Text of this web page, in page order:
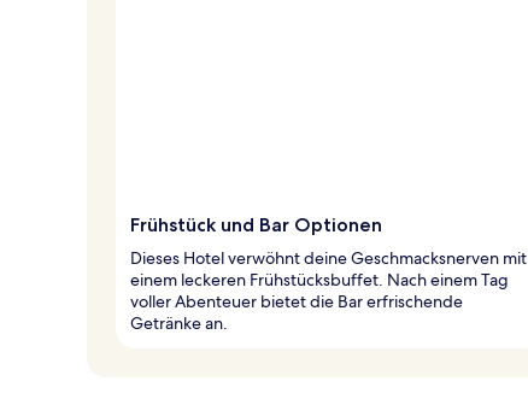
Frühstück und Bar Optionen
Dieses Hotel verwöhnt deine Geschmacksnerven mit
einem leckeren Frühstücksbuffet. Nach einem Tag
voller Abenteuer bietet die Bar erfrischende
Getränke an.